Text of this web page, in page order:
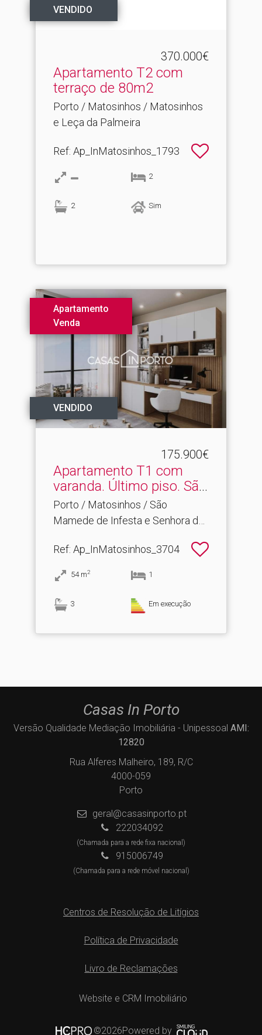
VENDIDO
370.000€
Apartamento T2 com
terraço de 80m2
Porto / Matosinhos / Matosinhos
e Leça da Palmeira
Ref: Ap_InMatosinhos_1793
2
2 Sim
Apartamento
Venda
VENDIDO
175.900€
Apartamento T1 com
varanda.​ Último piso. São
...
Porto / Matosinhos / São
Mamede de Infesta e Senhora da
Ref: Ap_InMatosinhos_3704
54 m2 1
3 Em execução
Casas In Porto
Versão Qualidade Mediação Imobiliária - Unipessoal AMI:
12820
Rua Alferes Malheiro, 189, R/C
4000-059
Porto
geral@casasinporto.pt
222034092
(Chamada para a rede fixa nacional)
915006749
(Chamada para a rede móvel nacional)
Centros de Resolução de Litígios
Política de Privacidade
Livro de Reclamações
Website e CRM Imobiliário
©2026Powered by